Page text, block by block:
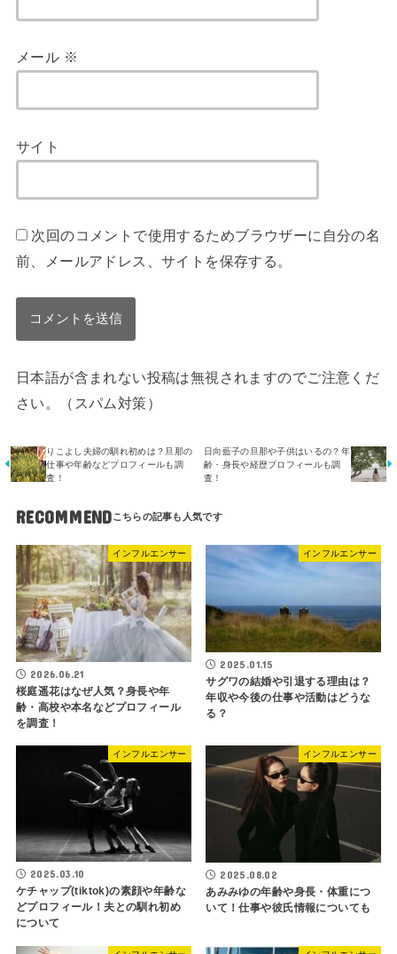
メール ※
サイト
次回のコメントで使用するためブラウザーに自分の名
前、メールアドレス、サイトを保存する。
日本語が含まれない投稿は無視されますのでご注意くだ
さい。（スパム対策）
りこよし夫婦の馴れ初めは？旦那の
仕事や年齢などプロフィールも調
査！
日向藍子の旦那や子供はいるの？年
齢・身長や経歴プロフィールも調
査！
RECOMMEND
インフルエンサー
2026.06.21
桜庭遥花はなぜ人気？身長や年
齢・高校や本名などプロフィール
を調査！
インフルエンサー
2025.01.15
サグワの結婚や引退する理由は？
年収や今後の仕事や活動はどうな
る？
インフルエンサー
2025.03.10
ケチャップ(tiktok)の素顔や年齢な
どプロフィール！夫との馴れ初め
について
インフルエンサー
2025.08.02
あみみゆの年齢や身長・体重につ
いて！仕事や彼氏情報についても